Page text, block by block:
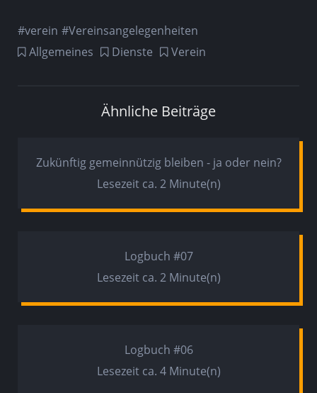
verein
Vereinsangelegenheiten
Allgemeines
Dienste Verein
Ähnliche Beiträge
Zukünftig gemeinnützig bleiben - ja oder nein?
Lesezeit ca. 2 Minute(n)
Logbuch #07
Lesezeit ca. 2 Minute(n)
Logbuch #06
Lesezeit ca. 4 Minute(n)